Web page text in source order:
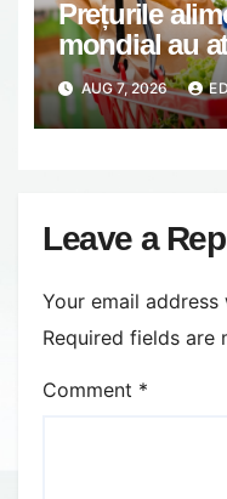
Prețurile
mondial au
nivel din
ultima lună,
mai mult
secetei, dar
războiul din
din nou
Neagră.
AUG 7, 2026
Leave a
Your email
Required fields are
Comment *